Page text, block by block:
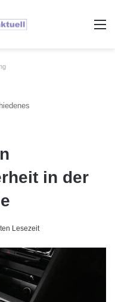
in der
Lesezeit